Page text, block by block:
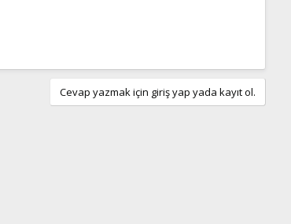
Cevap yazmak için giriş yap yada kayıt ol.